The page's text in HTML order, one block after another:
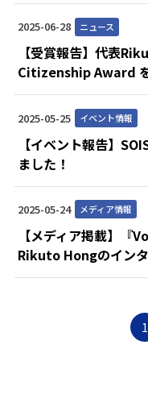
2025-06-28 ニュース
【受賞報告】代表
Citizenship Award
2025-05-25 イベント情報
【イベント報告】
ました！
2025-05-24 メディア情報
【メディア掲載】『
Rikuto Hongのインタ
1